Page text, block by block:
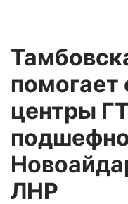
помогает
центры
ЛНР